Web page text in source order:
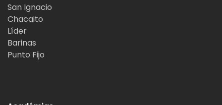
San Ignacio
Chacaito
Líder
Barinas
Punto Fijo